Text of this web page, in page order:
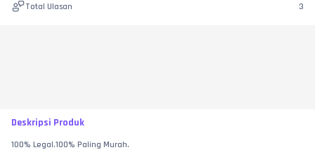
Total Ulasan 3
Deskripsi Produk
100% Legal.100% Paling Murah.